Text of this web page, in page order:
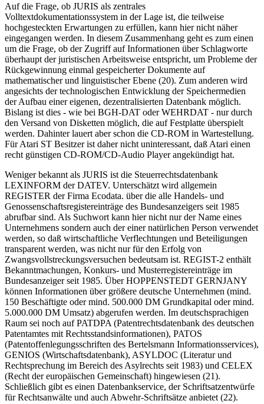
Auf die Frage, ob JURIS als zentrales
Volltextdokumentationssystem in der Lage ist, die teilweise
hochgesteckten Erwartungen zu erfüllen, kann hier nicht näher
eingegangen werden. In diesem Zusammenhang geht es zum einen
um die Frage, ob der Zugriff auf Informationen über Schlagworte
überhaupt der juristischen Arbeitsweise entspricht, um Probleme der
Rückgewinnung einmal gespeicherter Dokumente auf
mathematischer und linguistischer Ebene (20). Zum anderen wird
angesichts der technologischen Entwicklung der Speichermedien
der Aufbau einer eigenen, dezentralisierten Datenbank möglich.
Bislang ist dies - wie bei BGH-DAT oder WEHRDAT - nur durch
den Versand von Disketten möglich, die auf Festplatte überspielt
werden. Dahinter lauert aber schon die CD-ROM in Wartestellung.
Für Atari ST Besitzer ist daher nicht uninteressant, daß Atari einen
recht günstigen CD-ROM/CD-Audio Player angekündigt hat.
Weniger bekannt als JURIS ist die Steuerrechtsdatenbank
LEXINFORM der DATEV. Unterschätzt wird allgemein
REGISTER der Firma Ecodata. über die alle Handels- und
Genossenschaftsregistereinträge des Bundesanzeigers seit 1985
abrufbar sind. Als Suchwort kann hier nicht nur der Name eines
Unternehmens sondern auch der einer natürlichen Person verwendet
werden, so daß wirtschaftliche Verflechtungen und Beteiligungen
transparent werden, was nicht nur für den Erfolg von
Zwangsvollstreckungsversuchen bedeutsam ist. REGIST-2 enthält
Bekanntmachungen, Konkurs- und Musterregistereinträge im
Bundesanzeiger seit 1985. Über HOPPENSTEDT GERNJANY
können Informationen über größere deutsche Unternehmen (mind.
150 Beschäftigte oder mind. 500.000 DM Grundkapital oder mind.
5.000.000 DM Umsatz) abgerufen werden. Im deutschsprachigen
Raum sei noch auf PATDPA (Patentrechtsdatenbank des deutschen
Patentamtes mit Rechtsstandsinformationen), PATOS
(Patentoffenlegungsschriften des Bertelsmann Informationsservices),
GENIOS (Wirtschaftsdatenbank), ASYLDOC (Literatur und
Rechtsprechung im Bereich des Asylrechts seit 1983) und CELEX
(Recht der europäischen Gemeinschaft) hingewiesen (21).
Schließlich gibt es einen Datenbankservice, der Schriftsatzentwürfe
für Rechtsanwälte und auch Abwehr-Schriftsätze anbietet (22).